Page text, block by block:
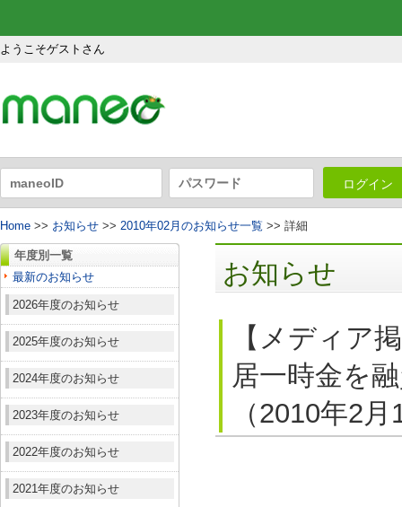
ようこそゲストさん
ログイン
Home >> お知らせ >> 2010年02月のお知らせ一覧 >> 詳細
年度別一覧
最新のお知らせ
2026年度のお知らせ
2025年度のお知らせ
2024年度のお知らせ
2023年度のお知らせ
2022年度のお知らせ
2021年度のお知らせ
お知らせ
【メディア
居一時金を
（2010年2